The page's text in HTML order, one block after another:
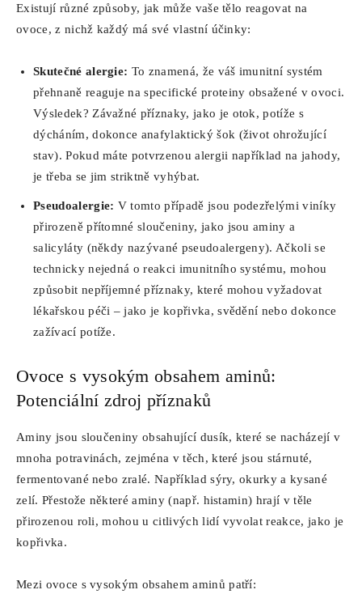
Existují různé způsoby, jak může vaše tělo reagovat na
ovoce, z nichž každý má své vlastní účinky:
Skutečné alergie: To znamená, že váš imunitní systém
přehnaně reaguje na specifické proteiny obsažené v ovoci.
Výsledek? Závažné příznaky, jako je otok, potíže s
dýcháním, dokonce anafylaktický šok (život ohrožující
stav). Pokud máte potvrzenou alergii například na jahody,
je třeba se jim striktně vyhýbat.
Pseudoalergie: V tomto případě jsou podezřelými viníky
přirozeně přítomné sloučeniny, jako jsou aminy a
salicyláty (někdy nazývané pseudoalergeny). Ačkoli se
technicky nejedná o reakci imunitního systému, mohou
způsobit nepříjemné příznaky, které mohou vyžadovat
lékařskou péči – jako je kopřivka, svědění nebo dokonce
zažívací potíže.
Ovoce s vysokým obsahem aminů:
Potenciální zdroj příznaků
Aminy jsou sloučeniny obsahující dusík, které se nacházejí v
mnoha potravinách, zejména v těch, které jsou stárnuté,
fermentované nebo zralé. Například sýry, okurky a kysané
zelí. Přestože některé aminy (např. histamin) hrají v těle
přirozenou roli, mohou u citlivých lidí vyvolat reakce, jako je
kopřivka.
Mezi ovoce s vysokým obsahem aminů patří: